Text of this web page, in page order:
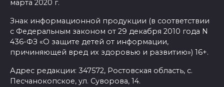
марта 2020 г.
Знак информационной продукции (в соответствии
с Федеральным законом от 29 декабря 2010 года N
436-ФЗ «О защите детей от информации,
причиняющей вред их здоровью и развитию») 16+.
Адрес редакции: 347572, Ростовская область, с.
Песчанокопское, ул. Суворова, 14.